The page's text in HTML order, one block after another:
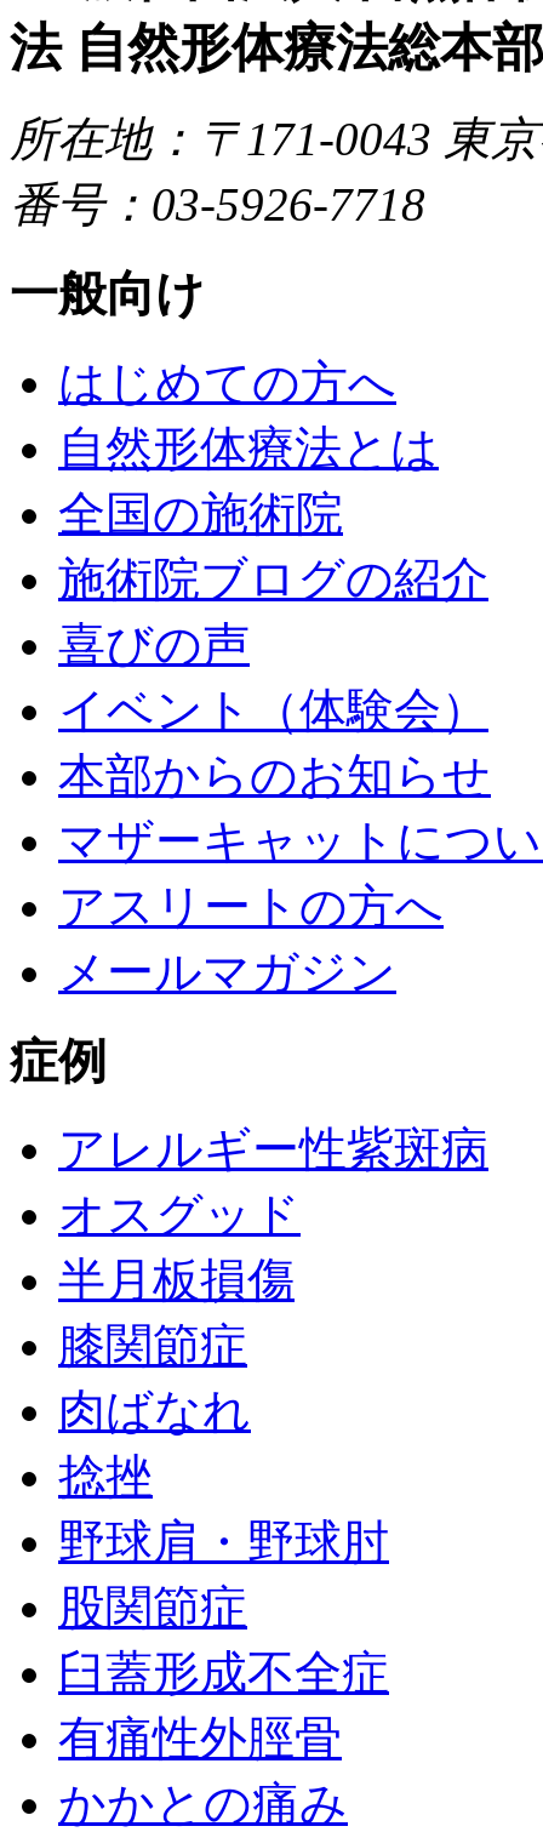
所在地：〒171-0043 東
番号：03-5926-7718
一般向け
はじめての方へ
自然形体療法とは
全国の施術院
施術院ブログの紹介
喜びの声
イベント（体験会）
本部からのお知らせ
マザーキャットにつ
アスリートの方へ
メールマガジン
症例
アレルギー性紫斑病
オスグッド
半月板損傷
膝関節症
肉ばなれ
捻挫
野球肩・野球肘
股関節症
臼蓋形成不全症
有痛性外脛骨
かかとの痛み